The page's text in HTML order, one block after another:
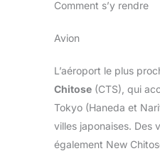
Comment s’y rendre
Avion
L’aéroport le plus
Chitose (CTS), qui
Tokyo (Haneda et
villes japonaises. Des
également New